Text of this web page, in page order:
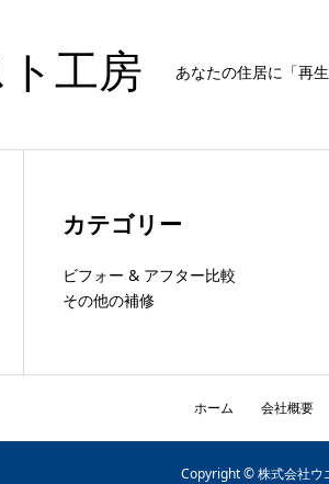
工房 あなたの住居に「再
カテゴリー
ビフォー & アフター比較
その他の補修
ホーム 会社概要
Copyright © 株式会社ウ